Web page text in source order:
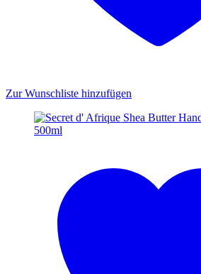
Zur Wunschliste hinzufügen